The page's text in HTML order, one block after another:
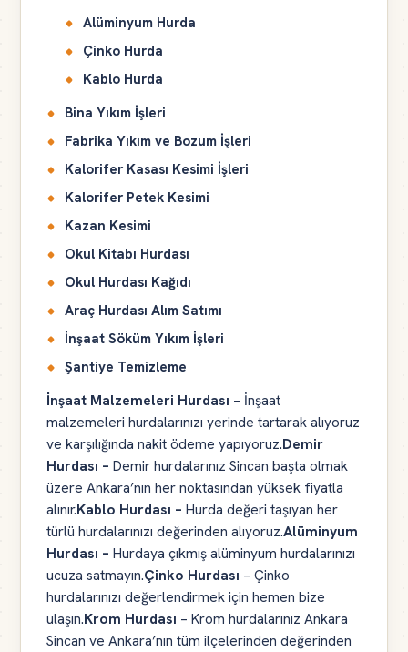
Alüminyum Hurda
Çinko Hurda
Kablo Hurda
Bina Yıkım İşleri
Fabrika Yıkım ve Bozum İşleri
Kalorifer Kasası Kesimi İşleri
Kalorifer Petek Kesimi
Kazan Kesimi
Okul Kitabı Hurdası
Okul Hurdası Kağıdı
Araç Hurdası Alım Satımı
İnşaat Söküm Yıkım İşleri
Şantiye Temizleme
İnşaat Malzemeleri Hurdası – İnşaat
malzemeleri hurdalarınızı yerinde tartarak alıyoruz
ve karşılığında nakit ödeme yapıyoruz.Demir
Hurdası – Demir hurdalarınız Sincan başta olmak
üzere Ankara’nın her noktasından yüksek fiyatla
alınır.Kablo Hurdası – Hurda değeri taşıyan her
türlü hurdalarınızı değerinden alıyoruz.Alüminyum
Hurdası – Hurdaya çıkmış alüminyum hurdalarınızı
ucuza satmayın.Çinko Hurdası – Çinko
hurdalarınızı değerlendirmek için hemen bize
ulaşın.Krom Hurdası – Krom hurdalarınız Ankara
Sincan ve Ankara’nın tüm ilçelerinden değerinden